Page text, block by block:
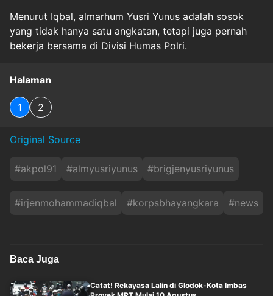
Menurut Iqbal, almarhum Yusri Yunus adalah sosok
yang tidak hanya satu angkatan, tetapi juga pernah
bekerja bersama di Divisi Humas Polri.
Halaman
1 2
Original Source
#akpol91 #almyusriyunus #brigjenyusriyunus
#irjenmohammadiqbal #korpsbhayangkara #news
Baca Juga
Catat! Rekayasa Lalin di Glodok-Kota Imbas